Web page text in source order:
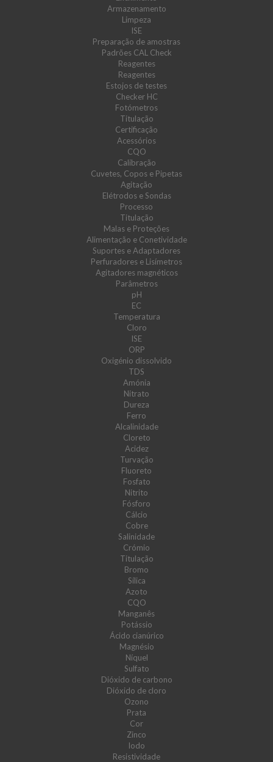
Armazenamento
Limpeza
ISE
Preparação de amostras
Padrões CAL Check
Reagentes
Reagentes
Estojos de testes
Checker HC
Fotómetros
Titulação
Certificação
Acessórios
CQO
Calibração
Cuvetes, Copos e Pipetas
Agitação
Elétrodos e Sondas
Processo
Titulação
Malas e Proteções
Alimentação e Conetividade
Suportes e Adaptadores
Perfuradores e Lisímetros
Agitadores magnéticos
Parâmetros
pH
EC
Temperatura
Cloro
ISE
ORP
Oxigénio dissolvido
TDS
Amónia
Nitrato
Dureza
Ferro
Alcalinidade
Cloreto
Acidez
Turvação
Fluoreto
Fosfato
Nitrito
Fósforo
Cálcio
Cobre
Salinidade
Crómio
Titulação
Bromo
Sílica
Azoto
CQO
Manganês
Potássio
Ácido cianúrico
Magnésio
Níquel
Sulfato
Dióxido de carbono
Dióxido de cloro
Ozono
Prata
Cor
Zinco
Iodo
Resistividade